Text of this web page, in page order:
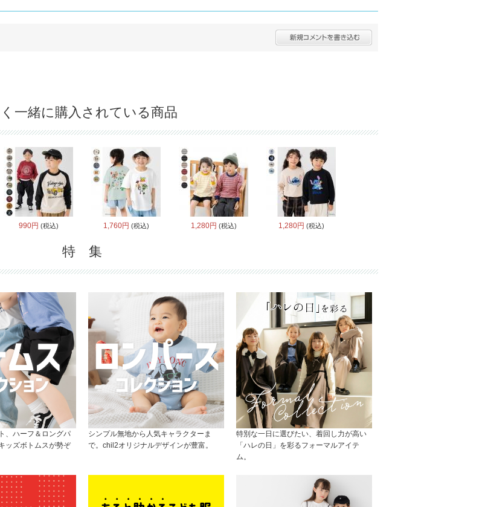
一緒に購入されている商品
990円 (税込) 1,760円 (税込) 1,280円 (税込) 1,280円 (税込)
特 集
、ハーフ＆ロングパ
ッズボトムスが勢ぞ
シンプル無地から人気キャラクターま
で。chil2オリジナルデザインが豊富。
特別な一日に選びたい、着回し力が高い
「ハレの日」を彩るフォーマルアイテ
ム。